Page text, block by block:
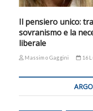
Il pensiero unico:
sovranismo e la
liberale
Massimo Gaggini 16